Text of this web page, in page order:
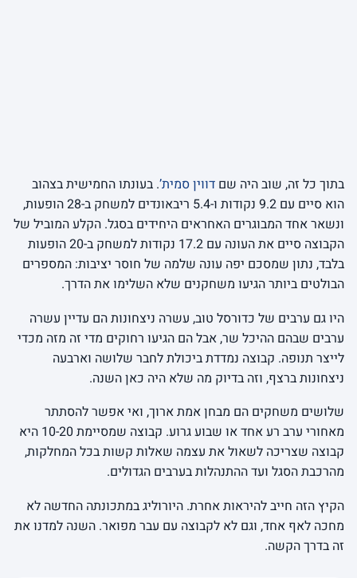
בתוך כל זה, שוב היה שם דווין סמית’. בעונתו החמישית בצהוב
הוא סיים עם 9.2 נקודות ו-5.4 ריבאונדים למשחק ב-28 הופעות,
ונשאר אחד המבוגרים האחראים היחידים בסגל. הקלע המוביל של
הקבוצה סיים את העונה עם 17.2 נקודות למשחק ב-20 הופעות
בלבד, נתון שמסכם יפה עונה שלמה של חוסר יציבות: המספרים
הבולטים ביותר הגיעו משחקנים שלא השלימו את הדרך.
היו גם ערבים של כדורסל טוב, עשרה ניצחונות הם עדיין עשרה
ערבים שבהם ההיכל שר, אבל הם הגיעו רחוקים מדי זה מזה מכדי
לייצר תנופה. קבוצה נמדדת ביכולת לחבר שלושה וארבעה
ניצחונות ברצף, וזה בדיוק מה שלא היה כאן השנה.
שלושים משחקים הם מבחן אמת ארוך, ואי אפשר להסתתר
מאחורי ערב רע אחד או שבוע גרוע. קבוצה שמסיימת 10-20 היא
קבוצה שצריכה לשאול את עצמה שאלות קשות בכל המחלקות,
מהרכבת הסגל ועד ההתנהלות בערבים הגדולים.
הקיץ הזה חייב להיראות אחרת. היורוליג במתכונתה החדשה לא
מחכה לאף אחד, וגם לא לקבוצה עם עבר מפואר. השנה למדנו את
זה בדרך הקשה.